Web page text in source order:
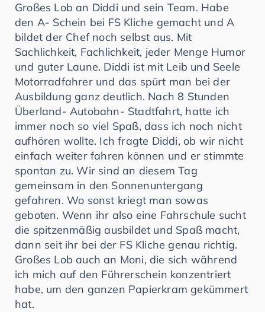
Großes Lob an Diddi und sein Team. Habe
den A- Schein bei FS Kliche gemacht und A
bildet der Chef noch selbst aus. Mit
Sachlichkeit, Fachlichkeit, jeder Menge Humor
und guter Laune. Diddi ist mit Leib und Seele
Motorradfahrer und das spürt man bei der
Ausbildung ganz deutlich. Nach 8 Stunden
Überland- Autobahn- Stadtfahrt, hatte ich
immer noch so viel Spaß, dass ich noch nicht
aufhören wollte. Ich fragte Diddi, ob wir nicht
einfach weiter fahren können und er stimmte
spontan zu. Wir sind an diesem Tag
gemeinsam in den Sonnenuntergang
gefahren. Wo sonst kriegt man sowas
geboten. Wenn ihr also eine Fahrschule sucht
die spitzenmäßig ausbildet und Spaß macht,
dann seit ihr bei der FS Kliche genau richtig.
Großes Lob auch an Moni, die sich während
ich mich auf den Führerschein konzentriert
habe, um den ganzen Papierkram gekümmert
hat.